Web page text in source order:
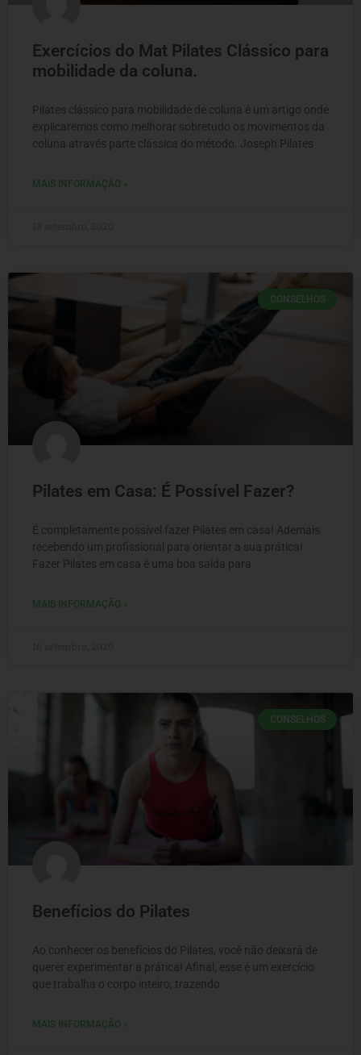
Exercícios do Mat Pilates Clássico para
mobilidade da coluna.
Pilates clássico para mobilidade de coluna é um artigo onde
explicaremos como melhorar sobretudo os movimentos da
coluna através parte clássica do método. Joseph Pilates
MAIS INFORMAÇÃO »
CONSELHOS
Pilates em Casa: É Possível Fazer?
É completamente possível fazer Pilates em casa! Ademais
recebendo um profissional para orientar a sua prática!
Fazer Pilates em casa é uma boa saída para
MAIS INFORMAÇÃO »
CONSELHOS
Benefícios do Pilates
Ao conhecer os benefícios do Pilates, você não deixará de
querer experimentar a prática! Afinal, esse é um exercício
que trabalha o corpo inteiro, trazendo
MAIS INFORMAÇÃO »